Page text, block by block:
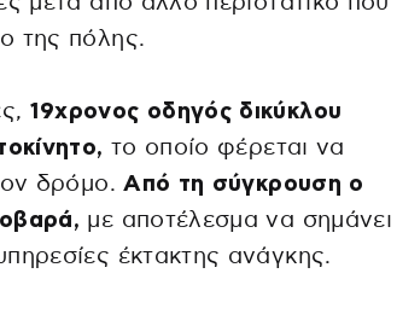
της πόλης.
19χρονος οδηγός δικύκλου
το οποίο φέρεται να
δρόμο.Από τη σύγκρουση ο
με αποτέλεσμα να σημάνει
έκτακτης ανάγκης.